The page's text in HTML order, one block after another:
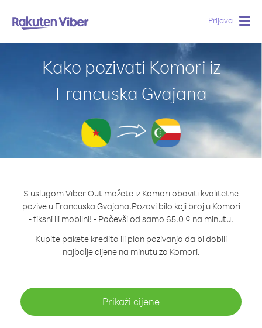
Prijava
Kako pozivati Komori iz
Francuska Gvajana
S uslugom Viber Out možete iz Komori obaviti kvalitetne
pozive u Francuska Gvajana.Pozovi bilo koji broj u Komori
- fiksni ili mobilni! - Počevši od samo 65.0 ¢ na minutu.
Kupite pakete kredita ili plan pozivanja da bi dobili
najbolje cijene na minutu za Komori.
Prikaži cijene